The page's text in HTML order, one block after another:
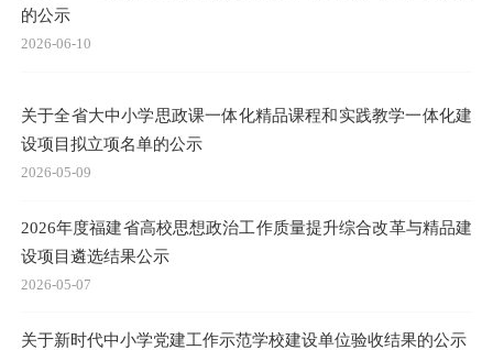
的公示
2026-06-10
关于全省大中小学思政课一体化精品课程和实践教学一体化建
设项目拟立项名单的公示
2026-05-09
2026年度福建省高校思想政治工作质量提升综合改革与精品建
设项目遴选结果公示
2026-05-07
关于新时代中小学党建工作示范学校建设单位验收结果的公示